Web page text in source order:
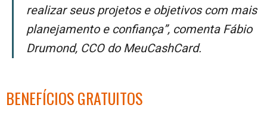
realizar seus projetos e objetivos com mais
planejamento e confiança”, comenta Fábio
Drumond, CCO do MeuCashCard.
BENEFÍCIOS GRATUITOS